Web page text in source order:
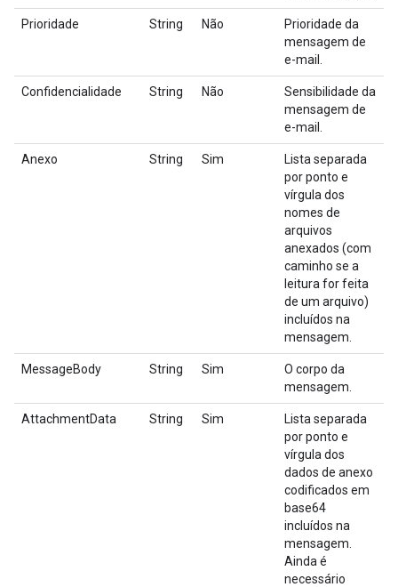
Prioridade String Não
Prioridade da
mensagem de
e-mail.
Confidencialidade String Não
Sensibilidade da
mensagem de
e-mail.
Anexo String Sim
Lista separada
por ponto e
vírgula dos
nomes de
arquivos
anexados (com
caminho se a
leitura for feita
de um arquivo)
incluídos na
mensagem.
MessageBody String Sim
O corpo da
mensagem.
AttachmentData String Sim
Lista separada
por ponto e
vírgula dos
dados de anexo
codificados em
base64
incluídos na
mensagem.
Ainda é
necessário